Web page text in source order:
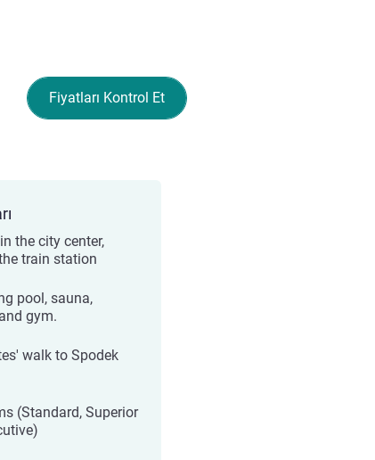
Fiyatları Kontrol Et
the city center,
train station
pool, sauna,
gym.
walk to Spodek
(Standard, Superior